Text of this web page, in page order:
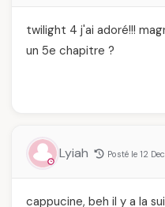
twilight 4 j'ai adoré!!!
un 5e chapitre ?
Lyiah Posté le 12
cappucine, beh il y a la